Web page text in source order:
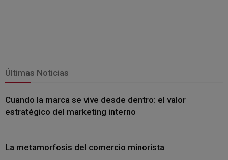
Últimas Noticias
Cuando la marca se vive desde dentro: el valor
estratégico del marketing interno
La metamorfosis del comercio minorista